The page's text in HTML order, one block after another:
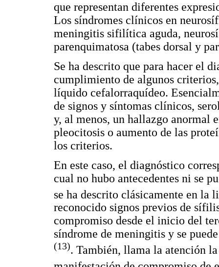
que representan diferentes
Los síndromes clínicos en
meningitis sifilítica aguda,
parenquimatosa (tabes dorsal y
Se ha descrito que para hacer el
cumplimiento de algunos
líquido cefalorraquídeo.
de signos y síntomas clínicos,
y, al menos, un hallazgo
pleocitosis o aumento de las
los criterios.
En este caso, el diagnóstico
cual no hubo antecedentes ni se
se ha descrito clásicamente en
reconocido signos previos de
compromiso desde el inicio del
síndrome de meningitis y se
(13). También, llama la atención